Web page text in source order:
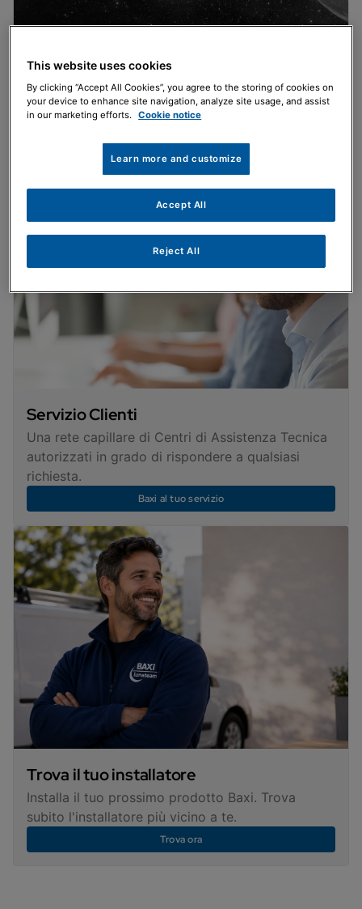
Prodotti innovativi e affidabili assicurano
massima efficienza nel comfort di contesti
residenziali e commerciali.
Servizio Clienti
Una rete capillare di Centri di Assistenza Tecnica
autorizzati in grado di rispondere a qualsiasi
richiesta.
Baxi al tuo servizio
Trova il tuo installatore
Installa il tuo prossimo prodotto Baxi. Trova
subito l'installatore più vicino a te.
Trova ora
This website uses cookies
By clicking “Accept All Cookies”, you agree to the storing of cookies on
your device to enhance site navigation, analyze site usage, and assist
in our marketing efforts.
Cookie notice
Learn more and customize
Reject All
Accept All